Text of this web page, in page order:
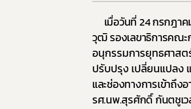
เมื่อวันที่ 24 กรกฎาค
วุฒิ รองเลขาธิการคณะ
อนุกรรมการยุทธศาส
ปรับปรุง เปลี่ยนแปลง
และช่องทางการเข้าถึง
รศ.นพ.สุรศักดิ์ กันตชูเว